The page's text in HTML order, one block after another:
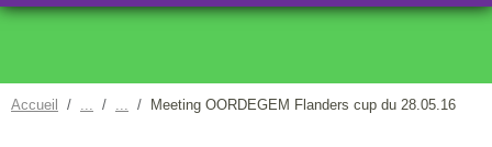
Accueil Meeting OORDEGEM Flanders cup du 28.05.16